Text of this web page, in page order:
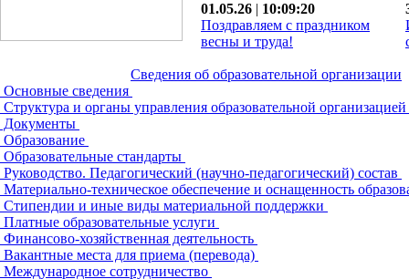
01.05.26 | 10:09:20
Поздравляем с праздником
весны и труда!
Сведения об образовательной организации
Основные сведения
Структура и органы управления образовательной организацией
Документы
Образование
Образовательные стандарты
Руководство. Педагогический (научно-педагогический) состав
Материально-техническое обеспечение и оснащенность
Стипендии и иные виды материальной поддержки
Платные образовательные услуги
Финансово-хозяйственная деятельность
Вакантные места для приема (перевода)
Международное сотрудничество